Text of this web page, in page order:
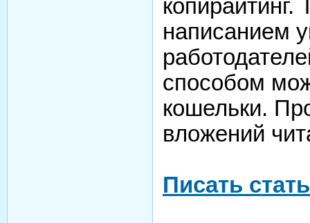
копирайтинг.
написанием
способом
кошельки.
вложений
Писать